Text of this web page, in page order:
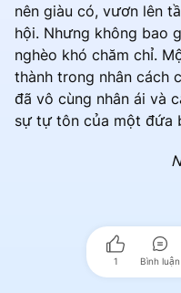
nên giàu có, vươn lên
hội. Nhưng không bao
nghèo khó chăm chỉ.
thành trong nhân cách
đã vô cùng nhân ái và
sự tự tôn của một đứa
1 Bình luận